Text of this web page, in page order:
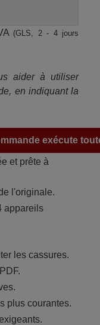
(GLS, 2 - 4 jours
aider à utiliser
en indiquant la
exécute
et prête à
l'originale.
appareils
les cassures.
plus courantes.